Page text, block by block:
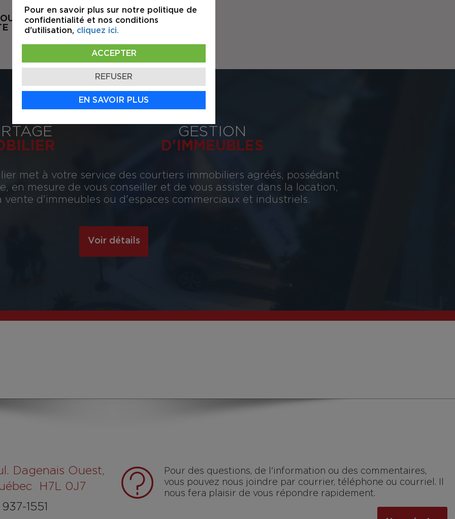
À LA
DES PROPRIÉTÉS
GESTION
D'IMMEUBLES
met à votre service des courtiers immobiliers agréés, possédant
en mesure de vous conseiller et de vous assister dans la location,
vente d'immeubles ou d'espaces commerciaux et industriels.
Voir détails
Dagenais Ouest,
H7L 0J7
1551
Pour des questions, de l'information ou des commentaires,
vous pouvez nous joindre par courrier, téléphone ou courriel. Il
nous fera plaisir de vous répondre rapidement.
Pour en savoir plus sur notre politique de
confidentialité et nos conditions
d'utilisation, cliquez ici.
ACCEPTER
REFUSER
EN SAVOIR PLUS